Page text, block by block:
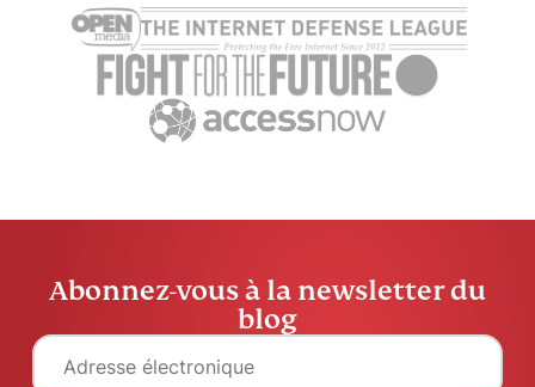
Abonnez-vous à la newsletter du
blog